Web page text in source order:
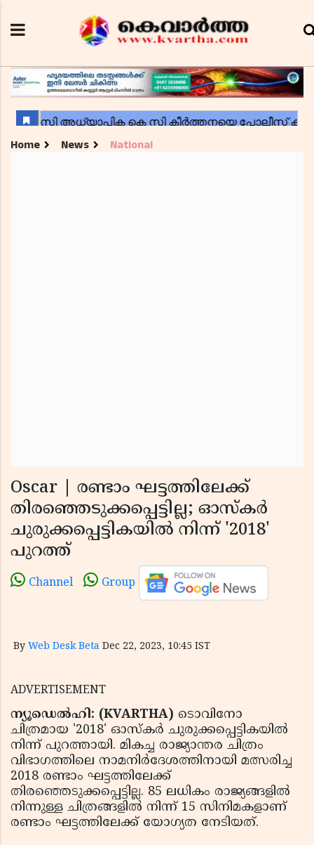
Home News National
Oscar | രണ്ടാം ഘട്ടത്തിലേക്ക്
തിരഞ്ഞെടുക്കപ്പെട്ടില്ല; ഓസ്‌കര്‍
ചുരുക്കപ്പെട്ടികയില്‍ നിന്ന് '2018'
പുറത്ത്
Channel Group
By Web Desk Beta Dec 22, 2023, 10:45 IST
ADVERTISEMENT
ന്യൂഡെല്‍ഹി: (KVARTHA) ടൊവിനോ
ചിത്രമായ '2018' ഓസ്‌കര്‍ ചുരുക്കപ്പെട്ടികയില്‍
നിന്ന് പുറത്തായി. മികച്ച രാജ്യാന്തര ചിത്രം
വിഭാഗത്തിലെ നാമനിര്‍ദേശത്തിനായി മത്സരിച്ച
2018 രണ്ടാം ഘട്ടത്തിലേക്ക്
തിരഞ്ഞെടുക്കപ്പെട്ടില്ല. 85 ലധികം രാജ്യങ്ങളില്‍
നിന്നുള്ള ചിത്രങ്ങളില്‍ നിന്ന് 15 സിനിമകളാണ്
രണ്ടാം ഘട്ടത്തിലേക്ക് യോഗ്യത നേടിയത്.